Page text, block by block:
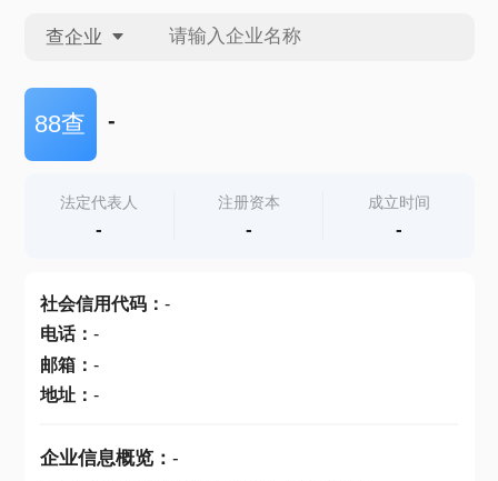
查企业
查企业
查产地
88查 -
法定代表人
-
注册资本
-
成立时间
-
社会信用代码： -
电话： -
邮箱： -
地址： -
企业信息概览： -